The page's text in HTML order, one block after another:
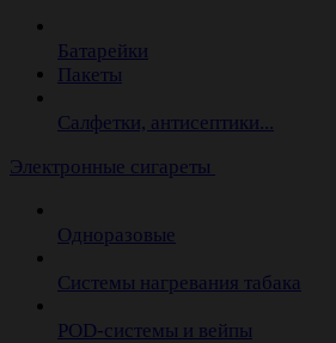
Батарейки
Пакеты
Салфетки, антисептики...
Электронные сигареты
Одноразовые
Системы нагревания табака
POD-системы и вейпы